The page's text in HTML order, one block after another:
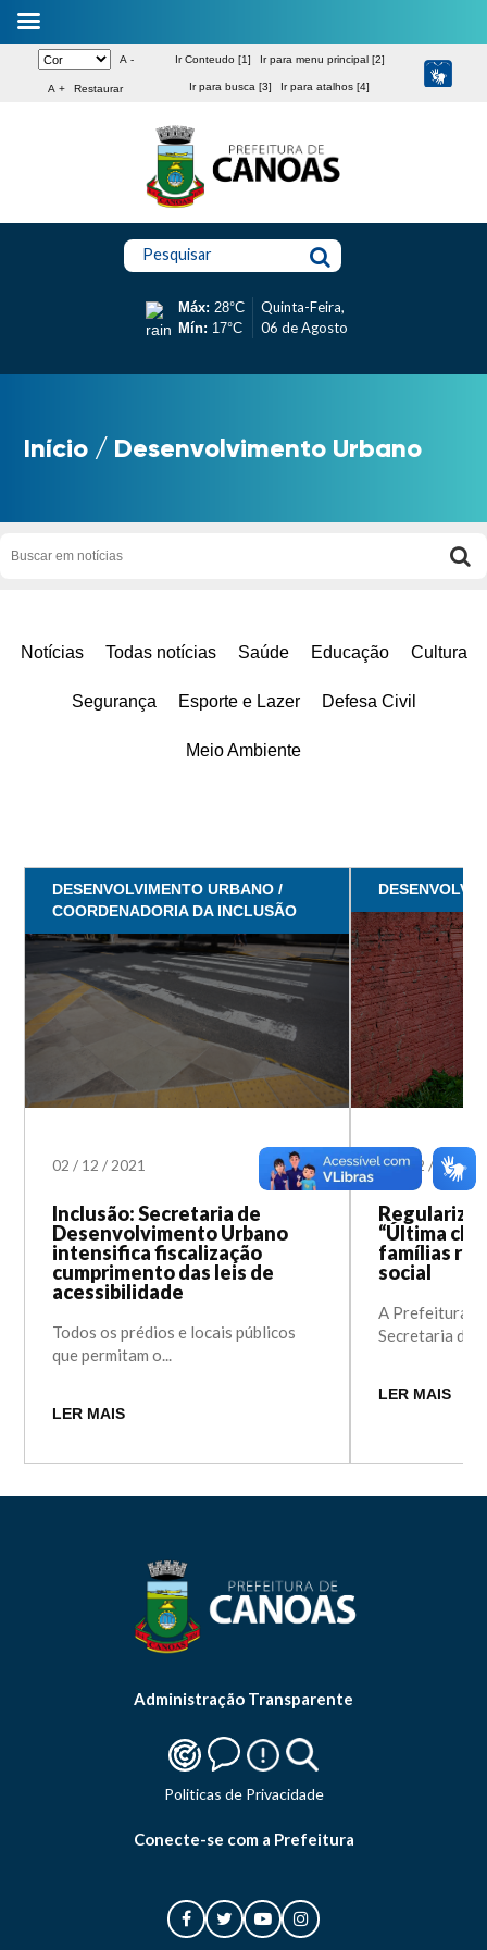
A -
A + Restaurar
Ir Conteudo [1] Ir para menu principal [2]
Ir para busca [3] Ir para atalhos [4]
Pesquisar
Máx: 28°C
Mín: 17°C
Quinta-Feira,
06 de Agosto
Início / Desenvolvimento Urbano
Notícias Todas notícias Saúde Educação Cultura
Segurança Esporte e Lazer Defesa Civil
Meio Ambiente
DESENVOLVIMENTO URBANO /
COORDENADORIA DA INCLUSÃO
02 / 12 /2021
Inclusão: Secretaria de
Desenvolvimento Urbano
intensifica fiscalização
cumprimento das leis de
acessibilidade
Todos os prédios e locais públicos
que permitam o...
LER MAIS
01/12 / 2021
“Última
famílias
social
A Prefeitura
Secretaria de...
LER MAIS
Administração Transparente
Politicas de Privacidade
Conecte-se com a Prefeitura